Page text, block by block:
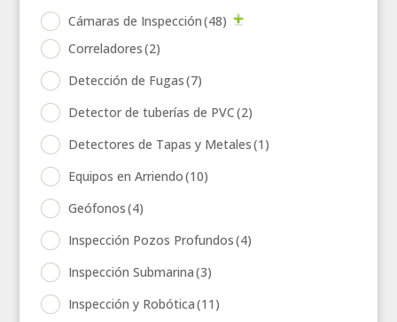
Cámaras de Inspección(48)
Correladores(2)
Detección de Fugas(7)
Detector de tuberías de PVC(2)
Detectores de Tapas y Metales(1)
Equipos en Arriendo(10)
Geófonos(4)
Inspección Pozos Profundos(4)
Inspección Submarina(3)
Inspección y Robótica(11)